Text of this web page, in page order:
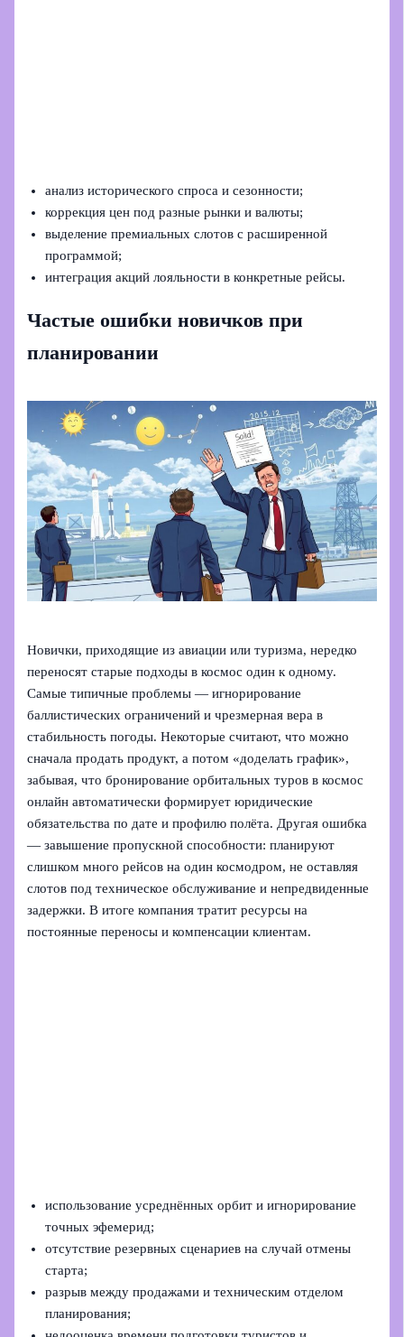
анализ исторического спроса и сезонности;
коррекция цен под разные рынки и валюты;
выделение премиальных слотов с расширенной
программой;
интеграция акций лояльности в конкретные рейсы.
Частые ошибки новичков при
планировании
Новички, приходящие из авиации или туризма, нередко
переносят старые подходы в космос один к одному.
Самые типичные проблемы — игнорирование
баллистических ограничений и чрезмерная вера в
стабильность погоды. Некоторые считают, что можно
сначала продать продукт, а потом «доделать график»,
забывая, что бронирование орбитальных туров в космос
онлайн автоматически формирует юридические
обязательства по дате и профилю полёта. Другая ошибка
— завышение пропускной способности: планируют
слишком много рейсов на один космодром, не оставляя
слотов под техническое обслуживание и непредвиденные
задержки. В итоге компания тратит ресурсы на
постоянные переносы и компенсации клиентам.
использование усреднённых орбит и игнорирование
точных эфемерид;
отсутствие резервных сценариев на случай отмены
старта;
разрыв между продажами и техническим отделом
планирования;